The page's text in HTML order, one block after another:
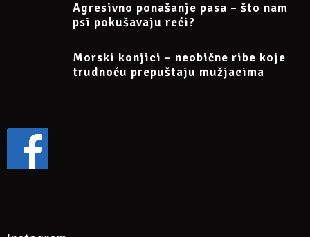
Agresivno ponašanje pasa – što nam
psi pokušavaju reći?
Morski konjici – neobične ribe koje
trudnoću prepuštaju mužjacima